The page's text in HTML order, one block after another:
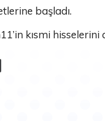
başladı.
kısmi